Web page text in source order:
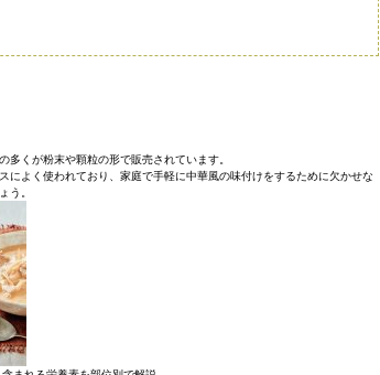
くが粉末や顆粒の形で販売されています。
よく使われており、家庭で手軽に中華風の味付けをするために欠かせな
う。